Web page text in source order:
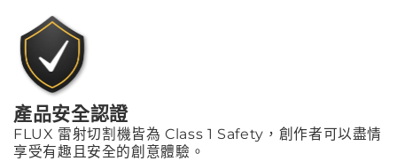
產品安全認證
FLUX 雷射切割機皆為 Class 1 Safety，創作者可以盡情
享受有趣且安全的創意體驗。